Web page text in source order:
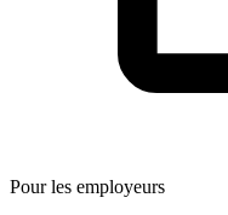
Pour les employeurs